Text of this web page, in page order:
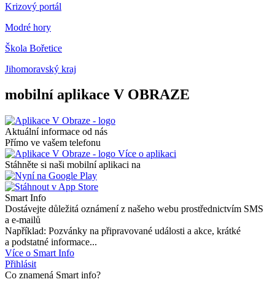
Krizový portál
Modré hory
Škola Bořetice
Jihomoravský kraj
mobilní aplikace V OBRAZE
Aktuální informace od nás
Přímo ve vašem telefonu
Více o aplikaci
Stáhněte si naši mobilní aplikaci na
Smart Info
Dostávejte důležitá oznámení z našeho webu prostřednictvím SMS
a e-mailů
Například: Pozvánky na připravované události a akce, krátké
a podstatné informace...
Více o Smart Info
Přihlásit
Co znamená Smart info?